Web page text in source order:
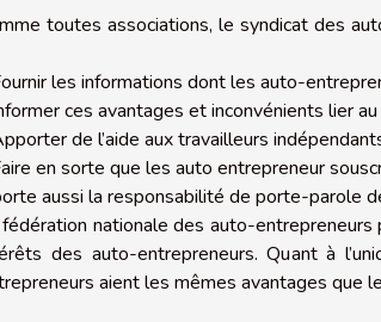
toutes associations, le syndicat des
les informations dont les auto-
ces avantages et inconvénients lier
de l’aide aux travailleurs
en sorte que les auto entrepreneur
aussi la responsabilité de porte-parole
nationale des auto-entrepreneurs
des auto-entrepreneurs. Quant à
aient les mêmes avantages que